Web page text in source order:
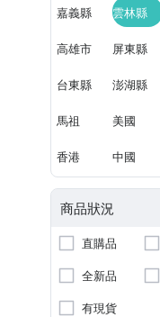
嘉義縣 雲林縣
高雄市 屏東縣
台東縣 澎湖縣
馬祖 美國
香港 中國
商品狀況
直購品
全新品
有現貨